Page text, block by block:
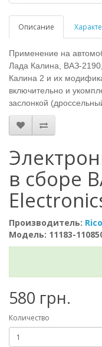
Описание
Применение на
Лада Калина, ВАЗ-
Калина 2 и их
включительно и
заслонкой
в сборе
Производитель:
Модель: 11183-
580 грн.
Количество